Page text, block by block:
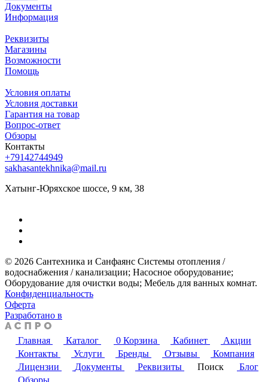
Документы
Информация
Реквизиты
Магазины
Возможности
Помощь
Условия оплаты
Условия доставки
Гарантия на товар
Вопрос-ответ
Обзоры
Контакты
+79142744949
sakhasantekhnika@mail.ru
Хатынг-Юряхское шоссе, 9 км, 38
© 2026 Сантехника и Санфаянс ​Системы отопления /
водоснабжения / канализации; ​Насосное оборудование; ​
Оборудование для очистки воды; ​Мебель для ванных комнат.
Конфиденциальность
Оферта
Разработано в
Главная Каталог 0 Корзина Кабинет
Акции
Контакты
Услуги Бренды Отзывы
Компания
Лицензии
Документы Реквизиты Поиск
Блог
Обзоры